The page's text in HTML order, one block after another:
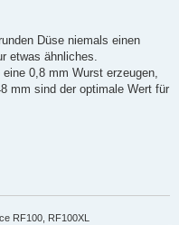
Düse niemals einen
etwas ähnliches.
0,8 mm Wurst erzeugen,
mm sind der optimale Wert für
RF100, RF100XL